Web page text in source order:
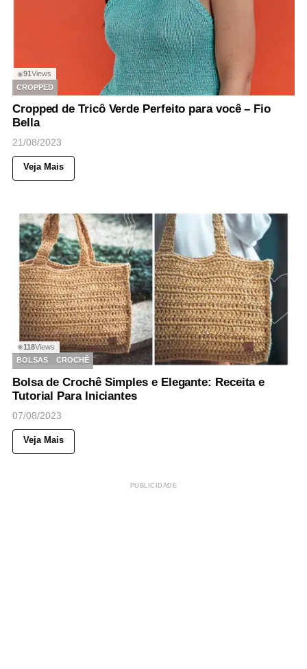
◉91Views
CROPPED
Cropped de Tricô Verde Perfeito para você – Fio
Bella
21/08/2023
Veja Mais
◉118Views
BOLSAS
CROCHÊ
Bolsa de Crochê Simples e Elegante: Receita e
Tutorial Para Iniciantes
07/08/2023
Veja Mais
PUBLICIDADE